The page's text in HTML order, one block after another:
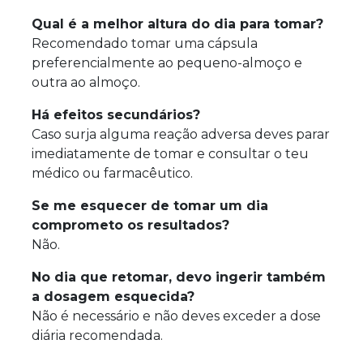
Qual é a melhor altura do dia para tomar?
Recomendado tomar uma cápsula
preferencialmente ao pequeno-almoço e
outra ao almoço.
Há efeitos secundários?
Caso surja alguma reação adversa deves parar
imediatamente de tomar e consultar o teu
médico ou farmacêutico.
Se me esquecer de tomar um dia
comprometo os resultados?
Não.
No dia que retomar, devo ingerir também
a dosagem esquecida?
Não é necessário e não deves exceder a dose
diária recomendada.